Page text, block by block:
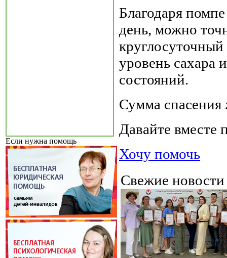
Если нужна помощь
Благодаря
день, можно
уровень сахара
состояний.
Сумма
Давайте
Хочу помочь
Свежие